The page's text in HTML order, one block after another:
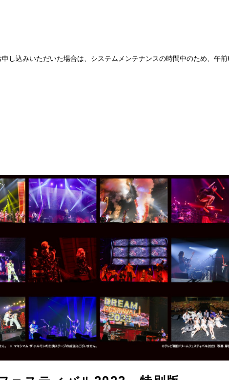
し込みいただいた場合は、システムメンテナンスの時間中のため、午